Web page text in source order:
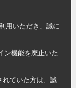
用いただき、誠に
ン機能を廃止いた
れていた方は、誠